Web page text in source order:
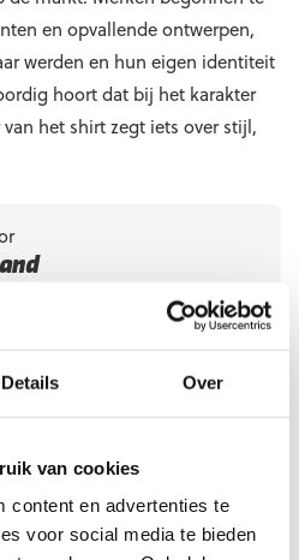
Details Over
van cookies
content en advertenties te
voor social media te bieden
en opvallende ontwerpen,
werden en hun eigen identiteit
hoort dat bij het karakter
het shirt zegt iets over stijl,
en keeperscoach bij de